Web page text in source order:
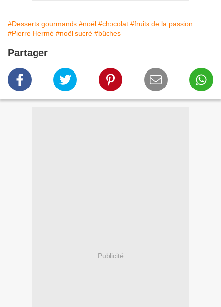
#Desserts gourmands #noël #chocolat #fruits de la passion
#Pierre Hermè #noël sucré #bûches
Partager
Publicité